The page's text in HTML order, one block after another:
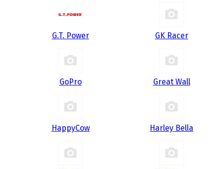
G.T. Power GK Racer
GoPro Great Wall
HappyCow Harley Bella